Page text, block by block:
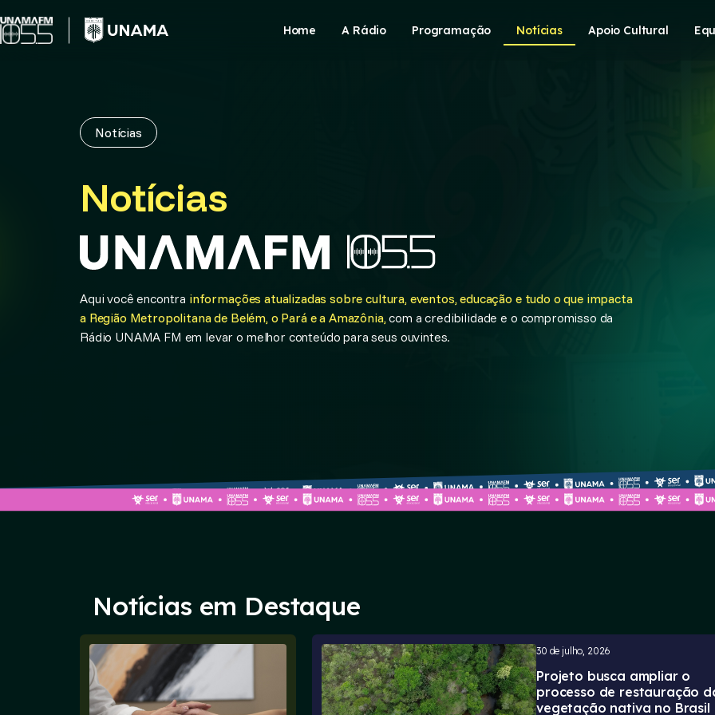
to
content
Home A Rádio Programação Notícias Apoio Cultural
Notícias
Notícias
Aqui você encontra informações atualizadas sobre cultura, eventos, educação e tudo o que impacta
a Região Metropolitana de Belém, o Pará e a Amazônia,com a credibilidade e o compromisso da
Rádio UNAMA FM em levar o melhor conteúdo para seus ouvintes.
Notícias em Destaque
30 de julho, 2026
Projeto busca ampliar o
processo de restauração
vegetação nativa no Brasil